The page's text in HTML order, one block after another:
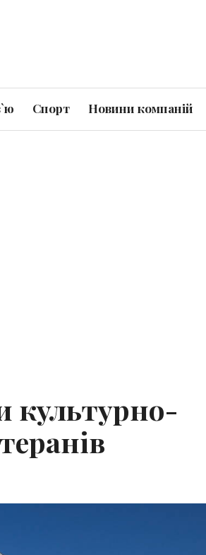
Спорт Новини компаній
культурно-